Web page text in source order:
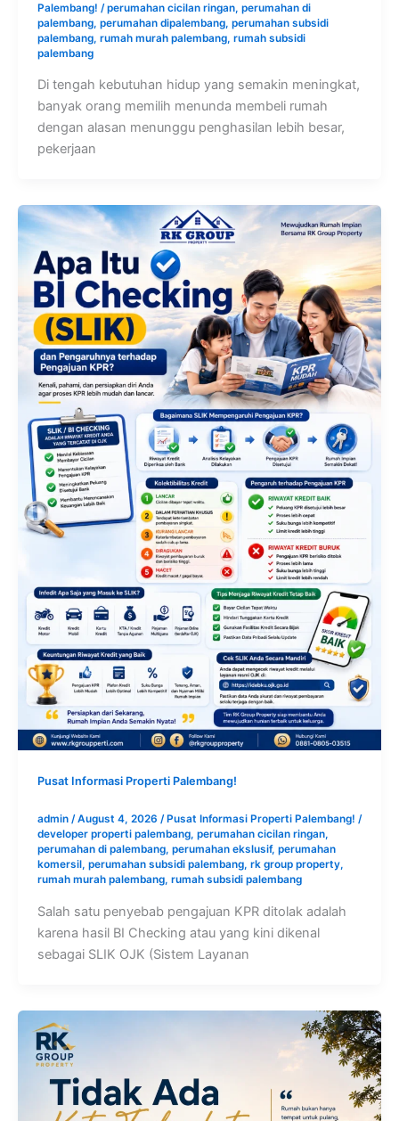
Palembang! /perumahan cicilan ringan, perumahan di
palembang, perumahan dipalembang, perumahan subsidi
palembang, rumah murah palembang, rumah subsidi
palembang
Di tengah kebutuhan hidup yang semakin meningkat,
banyak orang memilih menunda membeli rumah
dengan alasan menunggu penghasilan lebih besar,
pekerjaan
Pusat Informasi Properti Palembang!
admin /August 4, 2026 / Pusat Informasi Properti Palembang! /
developer properti palembang, perumahan cicilan ringan,
perumahan di palembang, perumahan ekslusif, perumahan
komersil, perumahan subsidi palembang, rk group property,
rumah murah palembang, rumah subsidi palembang
Salah satu penyebab pengajuan KPR ditolak adalah
karena hasil BI Checking atau yang kini dikenal
sebagai SLIK OJK (Sistem Layanan